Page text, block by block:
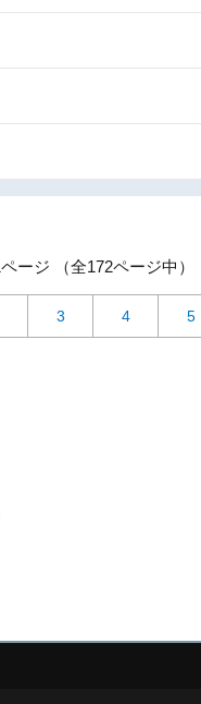
ージ （全172ページ中）
3 4 5